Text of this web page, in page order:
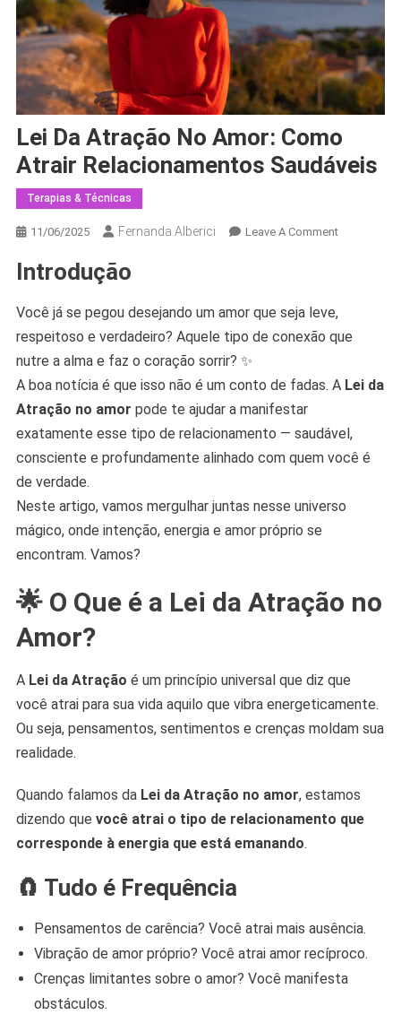
Lei Da Atração No Amor: Como
Atrair Relacionamentos Saudáveis
Terapias & Técnicas
11/06/2025 Fernanda Alberici Leave A CommentOn
No
Amor:
Introdução
Você já se pegou desejando um amor que seja leve,
respeitoso e verdadeiro? Aquele tipo de conexão que
nutre a alma e faz o coração sorrir? ✨
A boa notícia é que isso não é um conto de fadas. A Lei da
Atração no amor pode te ajudar a manifestar
exatamente esse tipo de relacionamento — saudável,
consciente e profundamente alinhado com quem você é
de verdade.
Neste artigo, vamos mergulhar juntas nesse universo
mágico, onde intenção, energia e amor próprio se
encontram. Vamos?
🌟 O Que é a Lei da Atração no
Amor?
A Lei da Atração é um princípio universal que diz que
você atrai para sua vida aquilo que vibra energeticamente.
Ou seja, pensamentos, sentimentos e crenças moldam sua
realidade.
Quando falamos da Lei da Atração no amor, estamos
dizendo que você atrai o tipo de relacionamento que
corresponde à energia que está emanando.
🧲 Tudo é Frequência
Pensamentos de carência? Você atrai mais ausência.
Vibração de amor próprio? Você atrai amor recíproco.
Crenças limitantes sobre o amor? Você manifesta
obstáculos.